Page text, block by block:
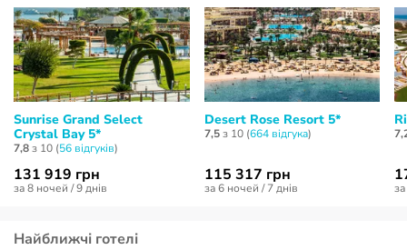
Sunrise Grand Select
Crystal Bay 5*
7,8з 10 (56 відгуків)
131 919 грн
за 8 ночей / 9 днів
Desert Rose Resort 5*
7,5з 10 (664 відгукa)
115 317 грн
за 6 ночей / 7 днів
Найближчі готелі